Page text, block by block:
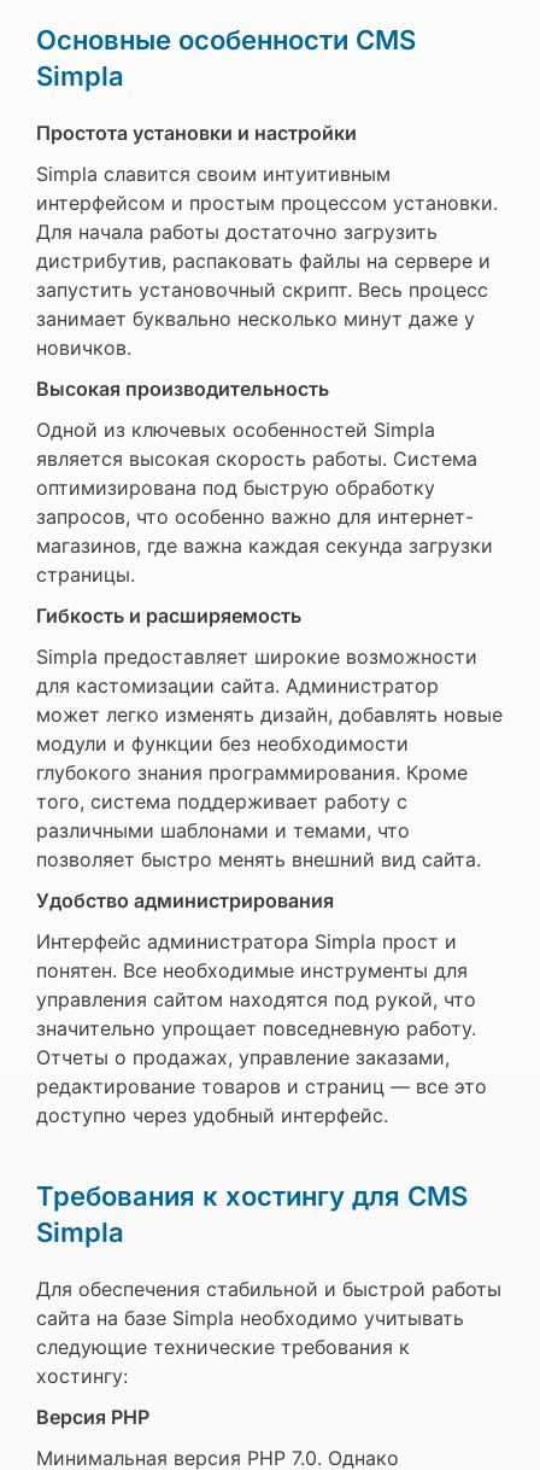
Основные особенности CMS
Simpla
Простота установки и настройки
Simpla славится своим интуитивным
интерфейсом и простым процессом установки.
Для начала работы достаточно загрузить
дистрибутив, распаковать файлы на сервере и
запустить установочный скрипт. Весь процесс
занимает буквально несколько минут даже у
новичков.
Высокая производительность
Одной из ключевых особенностей Simpla
является высокая скорость работы. Система
оптимизирована под быструю обработку
запросов, что особенно важно для интернет-
магазинов, где важна каждая секунда загрузки
страницы.
Гибкость и расширяемость
Simpla предоставляет широкие возможности
для кастомизации сайта. Администратор
может легко изменять дизайн, добавлять новые
модули и функции без необходимости
глубокого знания программирования. Кроме
того, система поддерживает работу с
различными шаблонами и темами, что
позволяет быстро менять внешний вид сайта.
Удобство администрирования
Интерфейс администратора Simpla прост и
понятен. Все необходимые инструменты для
управления сайтом находятся под рукой, что
значительно упрощает повседневную работу.
Отчеты о продажах, управление заказами,
редактирование товаров и страниц — все это
доступно через удобный интерфейс.
Требования к хостингу для CMS
Simpla
Для обеспечения стабильной и быстрой работы
сайта на базе Simpla необходимо учитывать
следующие технические требования к
хостингу:
Версия PHP
Минимальная версия PHP 7.0. Однако